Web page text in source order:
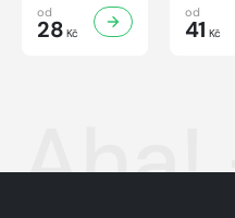
od
28 Kč
od
41 Kč
Aha!